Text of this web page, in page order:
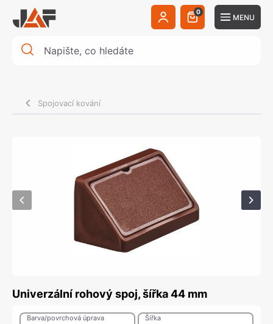
0
MENU
Spojovací kování
Univerzální rohový spoj, šířka 44 mm
Barva/povrchová úprava Šířka